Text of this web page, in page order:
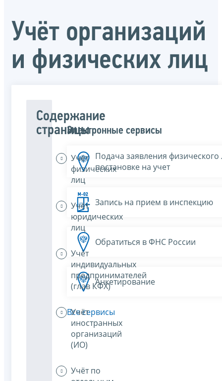
Учёт организаций
и физических лиц
Содержание
страницы
Учёт
физических
лиц
Учёт
юридических
лиц
Учёт
индивидуальных
предпринимателей
(глав КФХ)
Учёт
иностранных
организаций
(ИО)
Учёт по
Электронные сервисы
Подача заявления физического
постановке на учет
Запись на прием в инспекцию
Обратиться в ФНС России
Анкетирование
Все сервисы